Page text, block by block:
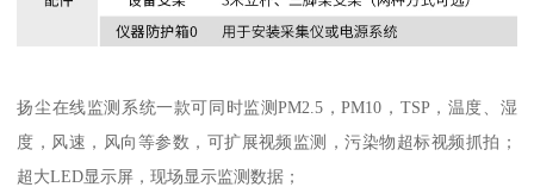
扬尘在线监测系统一款可同时监测PM2.5，PM10，TSP，温度、湿
度，风速，风向等参数，可扩展视频监测，污染物超标视频抓拍；
超大LED显示屏，现场显示监测数据；